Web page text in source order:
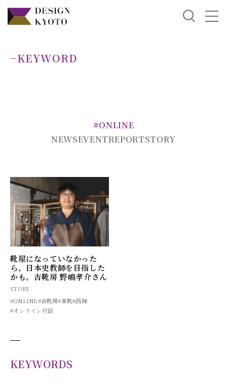
−KEYWORD
#ONLINE
NEWSEVENTREPORTSTORY
靴屋になっていなかった
ら、日本史教師を目指した
かも。吉靴房 野嶋孝介さん
STORY
#ONLINE#吉靴房#革靴#西陣
#オンライン対談
KEYWORDS